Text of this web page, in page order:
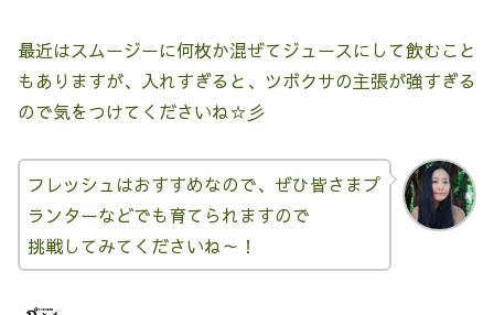
最近はスムージーに何枚か混ぜてジュースにして飲むこと
もありますが、入れすぎると、ツボクサの主張が強すぎる
ので気をつけてくださいね☆彡
フレッシュはおすすめなので、ぜひ皆さまプ
ランターなどでも育てられますので
挑戦してみてくださいね～！